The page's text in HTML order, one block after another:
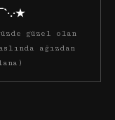
güzel olan
ağızdan